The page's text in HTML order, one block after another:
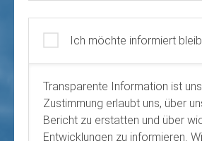
Ich möchte informiert
Transparente Information ist
Zustimmung erlaubt uns, über
Bericht zu erstatten und über
Entwicklungen zu informieren.